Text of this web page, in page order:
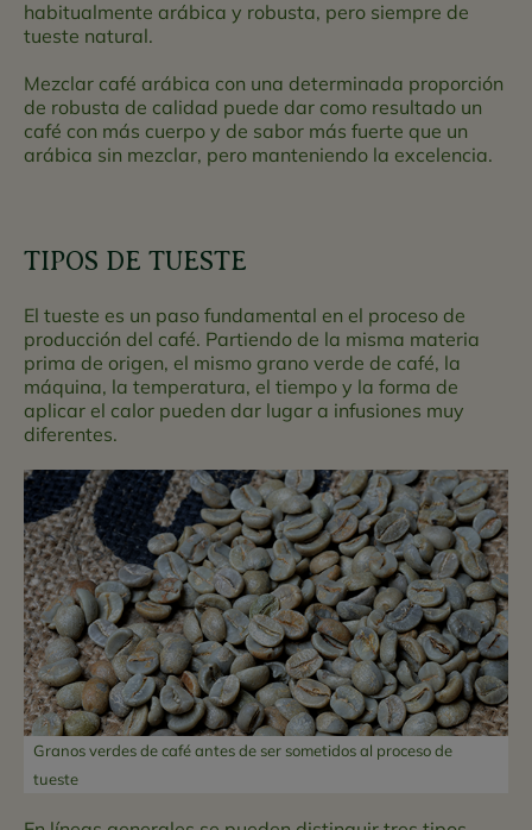
habitualmente arábica y robusta, pero siempre de
tueste natural.
Mezclar café arábica con una determinada proporción
de robusta de calidad puede dar como resultado un
café con más cuerpo y de sabor más fuerte que un
arábica sin mezclar, pero manteniendo la excelencia.
TIPOS DE TUESTE
El tueste es un paso fundamental en el proceso de
producción del café. Partiendo de la misma materia
prima de origen, el mismo grano verde de café, la
máquina, la temperatura, el tiempo y la forma de
aplicar el calor pueden dar lugar a infusiones muy
diferentes.
Granos verdes de café antes de ser sometidos al proceso de
tueste